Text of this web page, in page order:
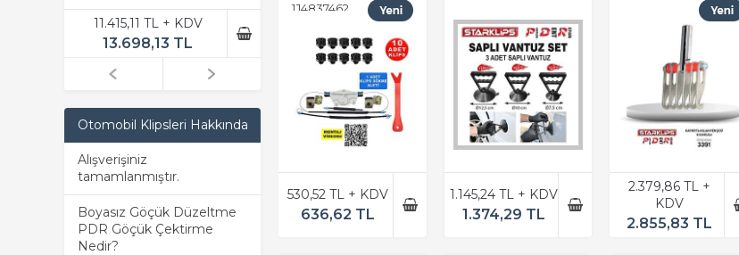
11.415,11 TL + KDV
13.698,13 TL
74.726,58 TL + KDV
89.671,90 TL
Otomobil Klipsleri Hakkında
Alışverişiniz
tamamlanmıştır.
Boyasız Göçük Düzeltme
PDR Göçük Çektirme
Nedir?
1J4837462
530,52 TL + KDV
636,62 TL
1.145,24 TL + KDV
1.374,29 TL
2.379,86 TL +
KDV
2.855,83 TL